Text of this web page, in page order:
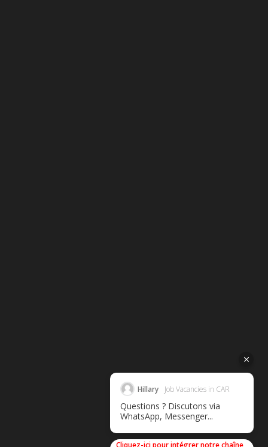
Hillary Job Vacancies in CAR
Questions ? Discutons via
WhatsApp, Messenger...
Cliquez-ici pour intégrer notre chaîne